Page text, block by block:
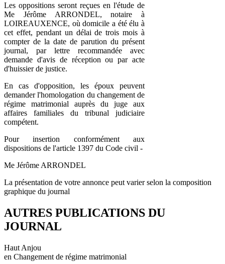
Les oppositions seront reçues en l'étude de
Me Jérôme ARRONDEL, notaire à
LOIREAUXENCE, où domicile a été élu à
cet effet, pendant un délai de trois mois à
compter de la date de parution du présent
journal, par lettre recommandée avec
demande d'avis de réception ou par acte
d'huissier de justice.
En cas d'opposition, les époux peuvent
demander l'homologation du changement de
régime matrimonial auprès du juge aux
affaires familiales du tribunal judiciaire
compétent.
Pour insertion conformément aux
dispositions de l'article 1397 du Code civil -
Me Jérôme ARRONDEL
La présentation de votre annonce peut varier selon la composition
graphique du journal
AUTRES PUBLICATIONS DU
JOURNAL
Haut Anjou
en Changement de régime matrimonial